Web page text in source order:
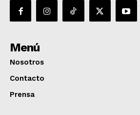
Menú
Nosotros
Contacto
Prensa